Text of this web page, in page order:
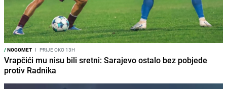
/NOGOMET I PRIJE OKO 13H
Vrapčići mu nisu bili sretni: Sarajevo ostalo bez pobjede
protiv Radnika